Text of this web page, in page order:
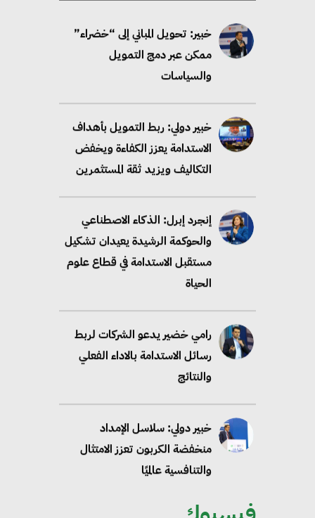
خبير: تحويل المباني إلى “خضراء”
ممكن عبر دمج التمويل
والسياسات
خبير دولي: ربط التمويل بأهداف
الاستدامة يعزز الكفاءة ويخفض
التكاليف ويزيد ثقة المستثمرين
إنجرد إبرل: الذكاء الاصطناعي
والحوكمة الرشيدة يعيدان تشكيل
مستقبل الاستدامة في قطاع علوم
الحياة
رامي خضير يدعو الشركات لربط
رسائل الاستدامة بالاداء الفعلي
والنتائج
خبير دولي: سلاسل الإمداد
منخفضة الكربون تعزز الامتثال
والتنافسية عالميًا